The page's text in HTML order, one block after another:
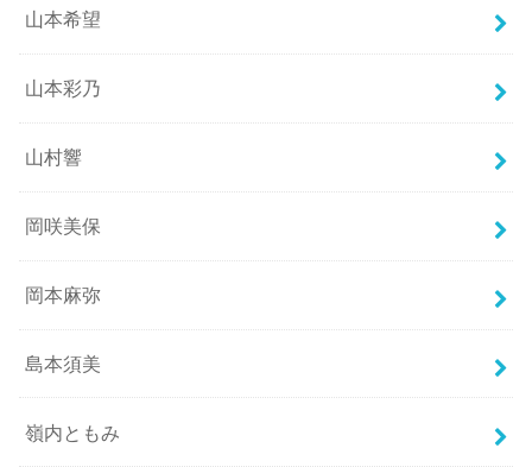
山本希望
山本彩乃
山村響
岡咲美保
岡本麻弥
島本須美
嶺内ともみ